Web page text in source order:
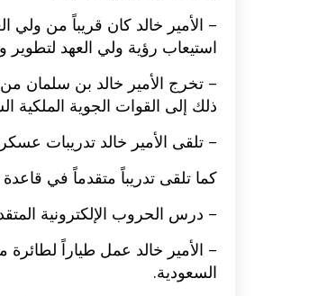
– الأمير خالد كان قريباً من ولي
استيعاب رؤية ولي العهد
– تخرج الأمير خالد بن سلمان
ذلك إلى القوات الجوية الملكية
– تلقى الأمير خالد تدريبات
كما تلقى تدريباً متقدماً في
– درس الحروب الإلكترونية
السعودية.
طريقة تحضير
وصفات
اكلات عيد الاضحى 2023 وصفات طبخ